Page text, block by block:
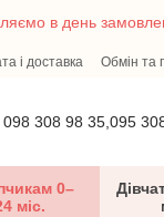
в день
і доставка Обмін та
новонародженому
098 308 98 35,095
0–
міс.